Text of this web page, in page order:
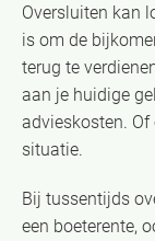
Oversluiten kan
is om de
terug te
aan je huidige
advieskosten.
situatie.
Bij tussentijds
een boeterente,